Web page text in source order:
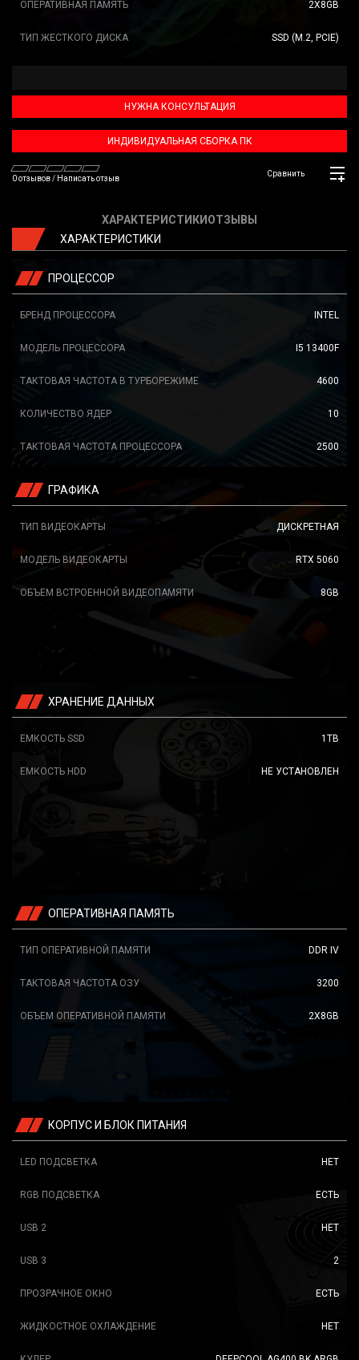
ОПЕРАТИВНАЯ ПАМЯТЬ 2X8GB
ТИП ЖЕСТКОГО ДИСКА SSD (M.2, PCIE)
НУЖНА КОНСУЛЬТАЦИЯ
ИНДИВИДУАЛЬНАЯ СБОРКА ПК
0 отзывов/ Написать отзыв
Сравнить
ХАРАКТЕРИСТИКИ ОТЗЫВЫ
ХАРАКТЕРИСТИКИ
ПРОЦЕССОР
БРЕНД ПРОЦЕССОРА INTEL
МОДЕЛЬ ПРОЦЕССОРА I5 13400F
ТАКТОВАЯ ЧАСТОТА В ТУРБОРЕЖИМЕ 4600
КОЛИЧЕСТВО ЯДЕР 10
ТАКТОВАЯ ЧАСТОТА ПРОЦЕССОРА 2500
ГРАФИКА
ТИП ВИДЕОКАРТЫ ДИСКРЕТНАЯ
МОДЕЛЬ ВИДЕОКАРТЫ RTX 5060
ОБЪЕМ ВСТРОЕННОЙ ВИДЕОПАМЯТИ 8GB
ХРАНЕНИЕ ДАННЫХ
ЕМКОСТЬ SSD 1TB
ЕМКОСТЬ HDD НЕ УСТАНОВЛЕН
ОПЕРАТИВНАЯ ПАМЯТЬ
ТИП ОПЕРАТИВНОЙ ПАМЯТИ DDR IV
ТАКТОВАЯ ЧАСТОТА ОЗУ 3200
ОБЪЕМ ОПЕРАТИВНОЙ ПАМЯТИ 2X8GB
КОРПУС И БЛОК ПИТАНИЯ
LED ПОДСВЕТКА НЕТ
RGB ПОДСВЕТКА ЕСТЬ
USB 2 НЕТ
USB 3 2
ПРОЗРАЧНОЕ ОКНО ЕСТЬ
ЖИДКОСТНОЕ ОХЛАЖДЕНИЕ НЕТ